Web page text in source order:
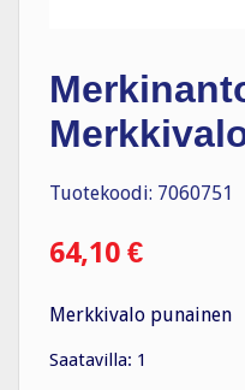
Tuotekoodi: 7060751
64,10 €
Merkkivalo punainen
Saatavilla: 1